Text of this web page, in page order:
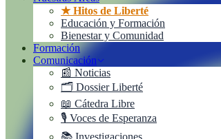
★ Hitos de Liberté
Educación y Formación
Bienestar y Comunidad
Formación
Comunicación
📰 Noticias
🗂️ Dossier Liberté
📖 Cátedra Libre
🎙️ Voces de Esperanza
📚 Investigaciones